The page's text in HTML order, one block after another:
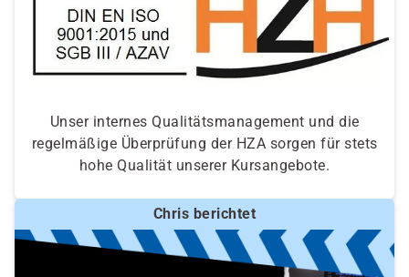
Unser internes Qualitätsmanagement und die
regelmäßige Überprüfung der HZA sorgen für stets
hohe Qualität unserer Kursangebote.
Chris berichtet